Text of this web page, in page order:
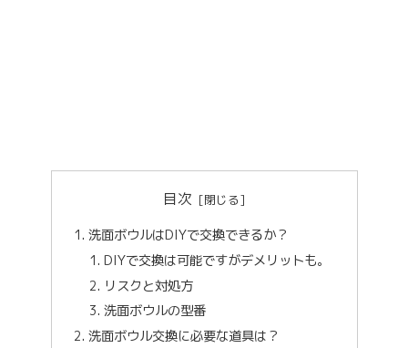
目次
洗面ボウルはDIYで交換できるか？
DIYで交換は可能ですがデメリットも。
リスクと対処方
洗面ボウルの型番
洗面ボウル交換に必要な道具は？